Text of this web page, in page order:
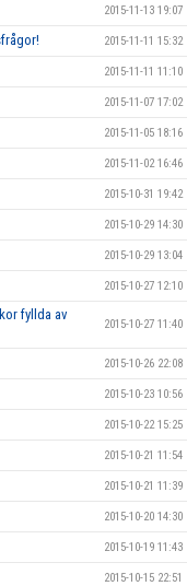
2015-11-13 19:07
2015-11-11 15:32
2015-11-11 11:10
2015-11-07 17:02
2015-11-05 18:16
2015-11-02 16:46
2015-10-31 19:42
2015-10-29 14:30
2015-10-29 13:04
2015-10-27 12:10
fyllda av
2015-10-27 11:40
2015-10-26 22:08
2015-10-23 10:56
2015-10-22 15:25
2015-10-21 11:54
2015-10-21 11:39
2015-10-20 14:30
2015-10-19 11:43
2015-10-15 22:51